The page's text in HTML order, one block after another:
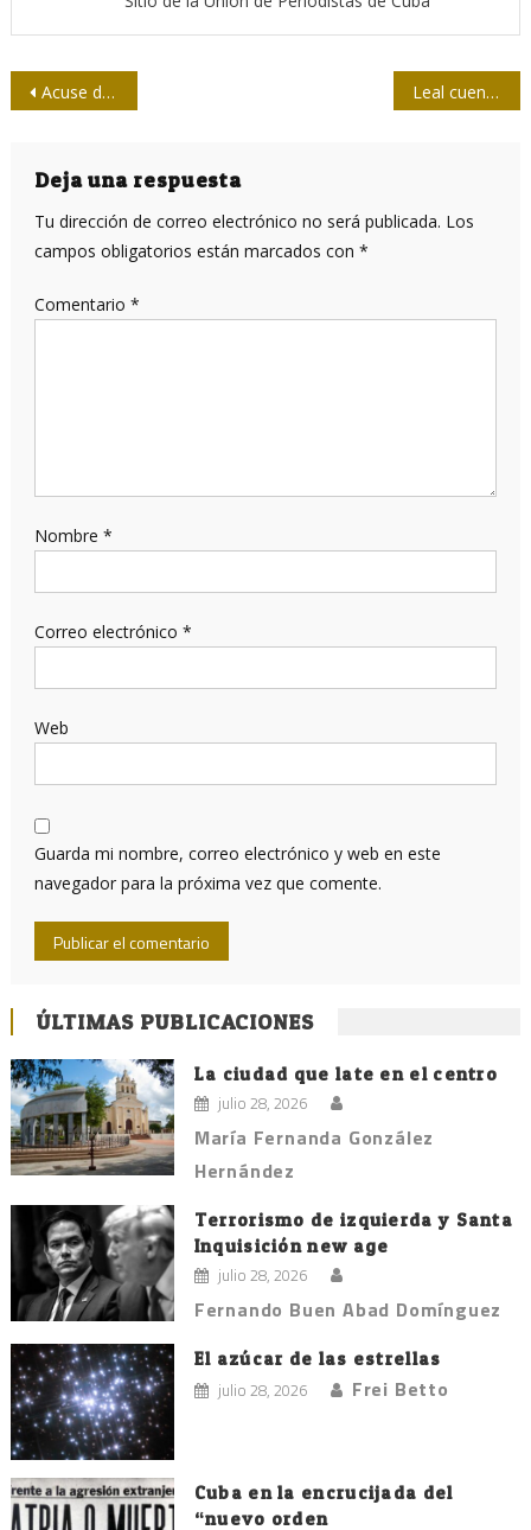
Navegación
entradas
Acuse de Recibo: 20 años con el sentir de la gente Leal cuenta cómo lograron la réplica de la estatua de Martí
Deja una respuesta
Tu dirección de correo electrónico no será publicada. Los
campos obligatorios están marcados con *
Comentario *
Nombre *
Correo electrónico *
Web
Guarda mi nombre, correo electrónico y web en este
navegador para la próxima vez que comente.
ÚLTIMAS PUBLICACIONES
La ciudad que late en el centro
julio 28, 2026
María Fernanda González
Hernández
Terrorismo de izquierda y Santa
Inquisición new age
julio 28, 2026
Fernando Buen Abad Domínguez
El azúcar de las estrellas
julio 28, 2026 Frei Betto
Cuba en la encrucijada del
“nuevo orden